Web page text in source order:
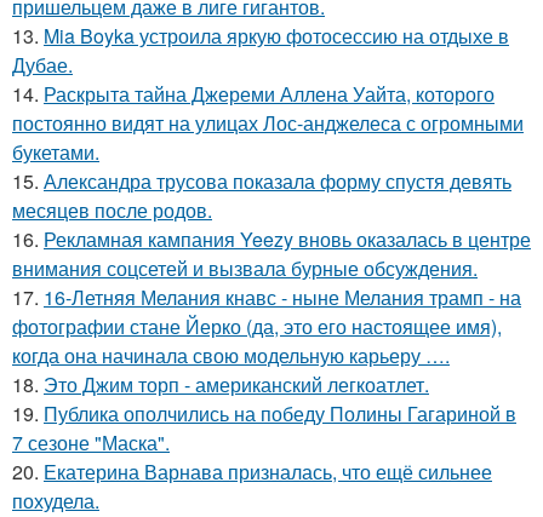
пришельцем даже в лиге гигантов.
13. Mia Boyka устроила яркую фотосессию на отдыхе в
Дубае.
14. Раскрыта тайна Джереми Аллена Уайта, которого
постоянно видят на улицах Лос-анджелеса с огромными
букетами.
15. Александра трусова показала форму спустя девять
месяцев после родов.
16. Рекламная кампания Yeezy вновь оказалась в центре
внимания соцсетей и вызвала бурные обсуждения.
17. 16-Летняя Мелания кнавс - ныне Мелания трамп - на
фотографии стане Йерко (да, это его настоящее имя),
когда она начинала свою модельную карьеру ….
18. Это Джим торп - американский легкоатлет.
19. Публика ополчились на победу Полины Гагариной в
7 сезоне "Маска".
20. Екатерина Варнава призналась, что ещё сильнее
похудела.